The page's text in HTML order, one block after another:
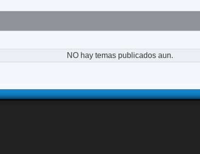
NO hay temas publicados aun.